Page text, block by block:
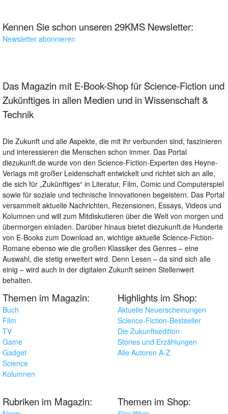
Kennen Sie schon unseren 29KMS Newsletter:
Newsletter abonnieren
Das Magazin mit E-Book-Shop für Science-Fiction und
Zukünftiges in allen Medien und in Wissenschaft &
Technik
Die Zukunft und alle Aspekte, die mit ihr verbunden sind, faszinieren
und interessieren die Menschen schon immer. Das Portal
diezukunft.de wurde von den Science-Fiction-Experten des Heyne-
Verlags mit großer Leidenschaft entwickelt und richtet sich an alle,
die sich für „Zukünftiges“ in Literatur, Film, Comic und Computerspiel
sowie für soziale und technische Innovationen begeistern. Das Portal
versammelt aktuelle Nachrichten, Rezensionen, Essays, Videos und
Kolumnen und will zum Mitdiskutieren über die Welt von morgen und
übermorgen einladen. Darüber hinaus bietet diezukunft.de Hunderte
von E-Books zum Download an, wichtige aktuelle Science-Fiction-
Romane ebenso wie die großen Klassiker des Genres – eine
Auswahl, die stetig erweitert wird. Denn Lesen – da sind sich alle
einig – wird auch in der digitalen Zukunft seinen Stellenwert
behalten.
Themen im Magazin:
Buch
Film
TV
Game
Gadget
Science
Kolumnen
Highlights im Shop:
Aktuelle Neuerscheinungen
Science-Fiction-Bestseller
Die Zukunftsedition
Stories und Erzählungen
Alle Autoren A-Z
Rubriken im Magazin: Themen im Shop: